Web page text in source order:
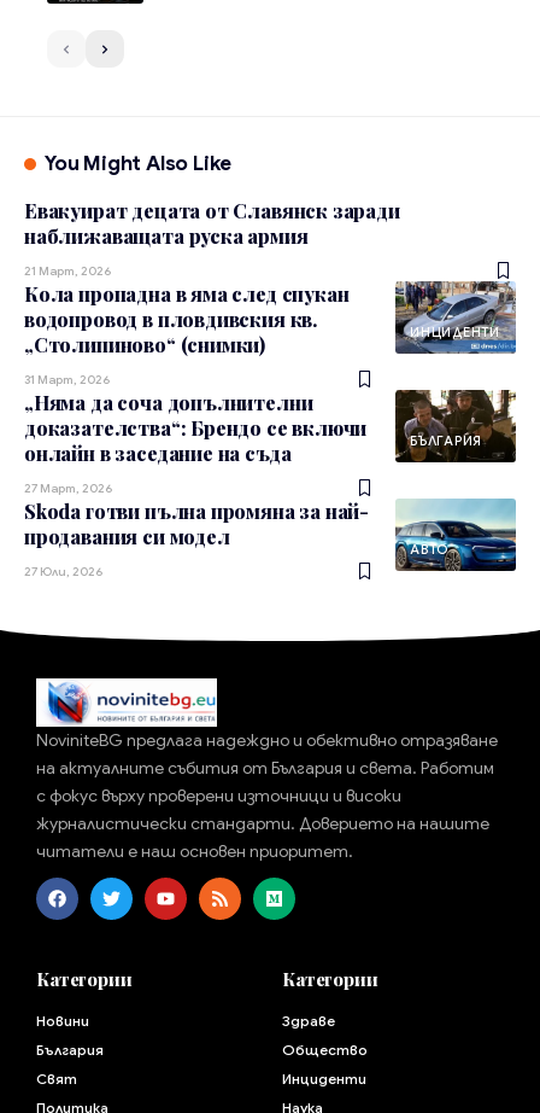
You Might Also Like
Евакуират децата от Славянск заради
наближаващата руска армия
21 Март, 2026
ИНЦИДЕНТИ
Кола пропадна в яма след спукан
водопровод в пловдивския кв.
„Столипиново“ (снимки)
31 Март, 2026
БЪЛГАРИЯ
„Няма да соча допълнителни
доказателства“: Брендо се включи
онлайн в заседание на съда
27 Март, 2026
АВТО
Skoda готви пълна промяна за най-
продавания си модел
27 Юли, 2026
NoviniteBG предлага надеждно и обективно отразяване
на актуалните събития от България и света. Работим
с фокус върху проверени източници и високи
журналистически стандарти. Доверието на нашите
читатели е наш основен приоритет.
Категории
Новини
България
Свят
Политика
Категории
Здраве
Общество
Инциденти
Наука